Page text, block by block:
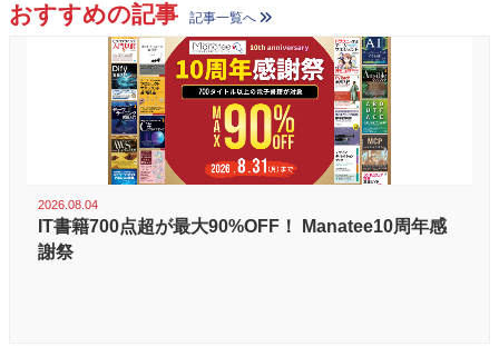
おすすめの記事 記事一覧へ
2026.08.04
IT書籍700点超が最大90%OFF！ Manatee10周年感
謝祭